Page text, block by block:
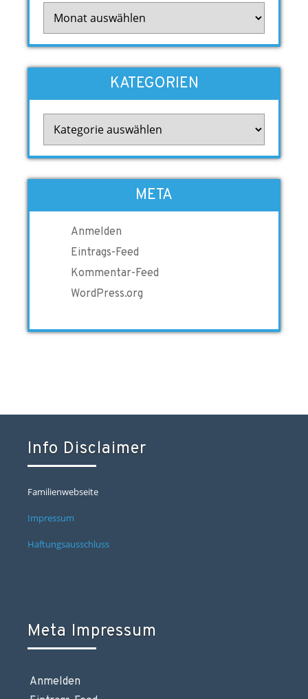
KATEGORIEN
META
Anmelden
Eintrags-Feed
Kommentar-Feed
WordPress.org
Info Disclaimer
Familienwebseite
Impressum
Haftungsausschluss
Meta Impressum
Anmelden